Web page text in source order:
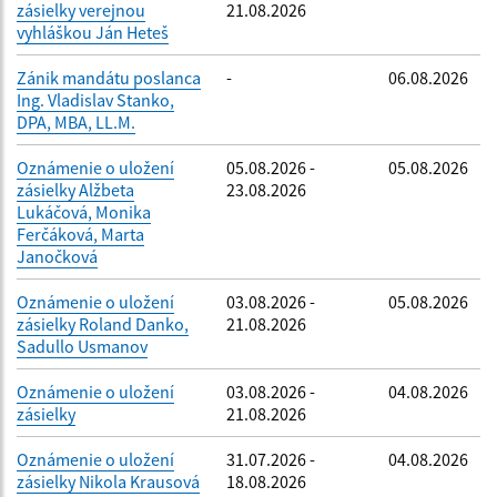
zásielky verejnou
vyhláškou Ján Heteš
21.08.2026
Zánik mandátu poslanca
Ing. Vladislav Stanko,
DPA, MBA, LL.M.
- 06.08.2026
Oznámenie o uložení
zásielky Alžbeta
Lukáčová, Monika
Ferčáková, Marta
Janočková
05.08.2026 -
23.08.2026
05.08.2026
Oznámenie o uložení
zásielky Roland Danko,
Sadullo Usmanov
03.08.2026 -
21.08.2026
05.08.2026
Oznámenie o uložení
zásielky
03.08.2026 -
21.08.2026
04.08.2026
Oznámenie o uložení
zásielky Nikola Krausová
31.07.2026 -
18.08.2026
04.08.2026